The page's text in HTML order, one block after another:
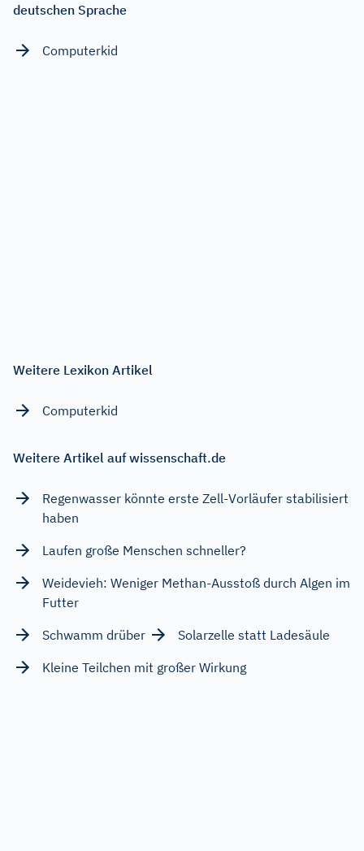
deutschen Sprache
Computerkid
Weitere Lexikon Artikel
Computerkid
Weitere Artikel auf wissenschaft.de
Regenwasser könnte erste Zell-Vorläufer stabilisiert
haben
Laufen große Menschen schneller?
Weidevieh: Weniger Methan-Ausstoß durch Algen im
Futter
Schwamm drüber
Solarzelle statt Ladesäule
Kleine Teilchen mit großer Wirkung